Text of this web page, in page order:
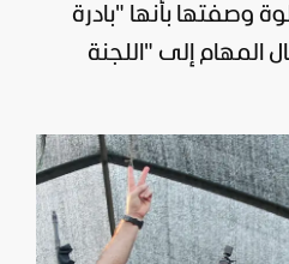
وصفتها بأنها "بادرة
المهام إلى "اللجنة